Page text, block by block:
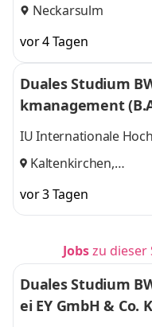
Neckarsulm
vor 4 Tagen
Duales Studium
kmanagement
mbH & Co) KG
IU Internationale
Kaltenkirchen,
vor 3 Tagen
Jobszu dieser
Duales Studium
ei EY GmbH & Co.